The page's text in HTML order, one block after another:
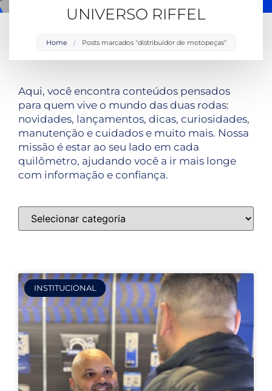
UNIVERSO RIFFEL
Home / Posts marcados "distribuidor de motopeças"
Aqui, você encontra conteúdos pensados
para quem vive o mundo das duas rodas:
novidades, lançamentos, dicas, curiosidades,
manutenção e cuidados e muito mais. Nossa
missão é estar ao seu lado em cada
quilômetro, ajudando você a ir mais longe
com informação e confiança.
INSTITUCIONAL